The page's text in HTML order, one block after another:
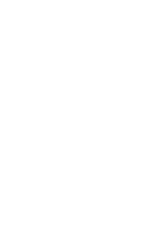
DEFINIÇÕES
modo de teste. Essas
estar totalmente
e destinado a uso interno